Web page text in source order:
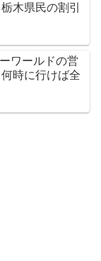
木県民の割引
ワールドの営
時に行けば全